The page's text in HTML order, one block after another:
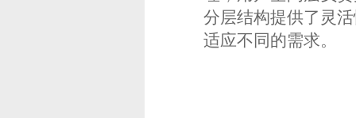
分层结构提供了灵
适应不同的需求。